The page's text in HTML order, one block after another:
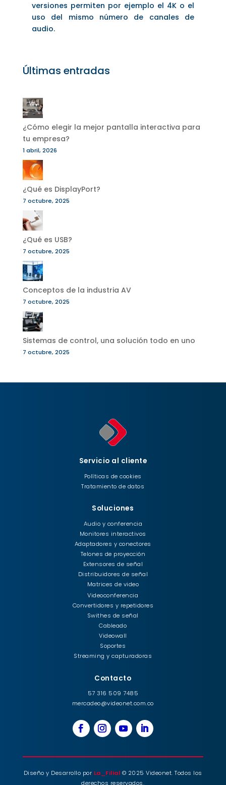
versiones permiten por ejemplo el 4K o el
uso del mismo número de canales de
audio.
Últimas entradas
¿Cómo elegir la mejor pantalla interactiva para
tu empresa?
1 abril, 2026
¿Qué es DisplayPort?
7 octubre, 2025
¿Qué es USB?
7 octubre, 2025
Conceptos de la industria AV
7 octubre, 2025
Sistemas de control, una solución todo en uno
7 octubre, 2025
Servicio al cliente
Políticas de cookies
Tratamiento de datos
Soluciones
Audio y conferencia
Monitores interactivos
Adaptadores y conectores
Telones de proyección
Extensores de señal
Distribuidores de señal
Matrices de video
Videoconferencia
Convertidores y repetidores
Swithes de señal
Cableado
Videowall
Soportes
Streaming y capturadoras
Contacto
57 316 509 7485
mercadeo@videonet.com.co
Diseño y Desarrollo por La_Filial © 2025 Videonet. Todos los
derechos reservados.